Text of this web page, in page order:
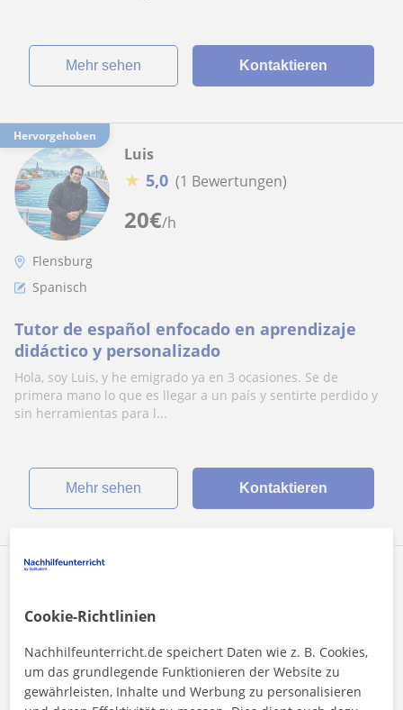
Mehr sehen Kontaktieren
Hervorgehoben
20€/h
Luis
★ 5,0 (1 Bewertungen)
Flensburg
Spanisch
Tutor de español enfocado en aprendizaje
didáctico y personalizado
Hola, soy Luis, y he emigrado ya en 3 ocasiones. Se de
primera mano lo que es llegar a un país y sentirte perdido y
sin herramientas para l...
Mehr sehen Kontaktieren
20 € 1. Lektion kostenlos
Berlin, Ahrensfelde
Cookie-Richtlinien
Nachhilfeunterricht.de speichert Daten wie z. B. Cookies,
um das grundlegende Funktionieren der Website zu
gewährleisten, Inhalte und Werbung zu personalisieren